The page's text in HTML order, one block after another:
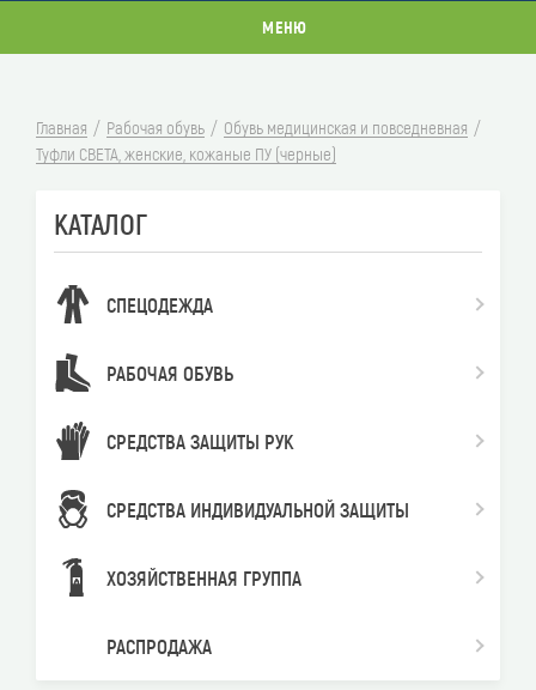
МЕНЮ
Главная Рабочая обувь
Обувь медицинская и повседневная
Туфли СВЕТА, женские, кожаные ПУ (черные)
КАТАЛОГ
СПЕЦОДЕЖДА
РАБОЧАЯ ОБУВЬ
СРЕДСТВА ЗАЩИТЫ РУК
СРЕДСТВА ИНДИВИДУАЛЬНОЙ ЗАЩИТЫ
ХОЗЯЙСТВЕННАЯ ГРУППА
РАСПРОДАЖА